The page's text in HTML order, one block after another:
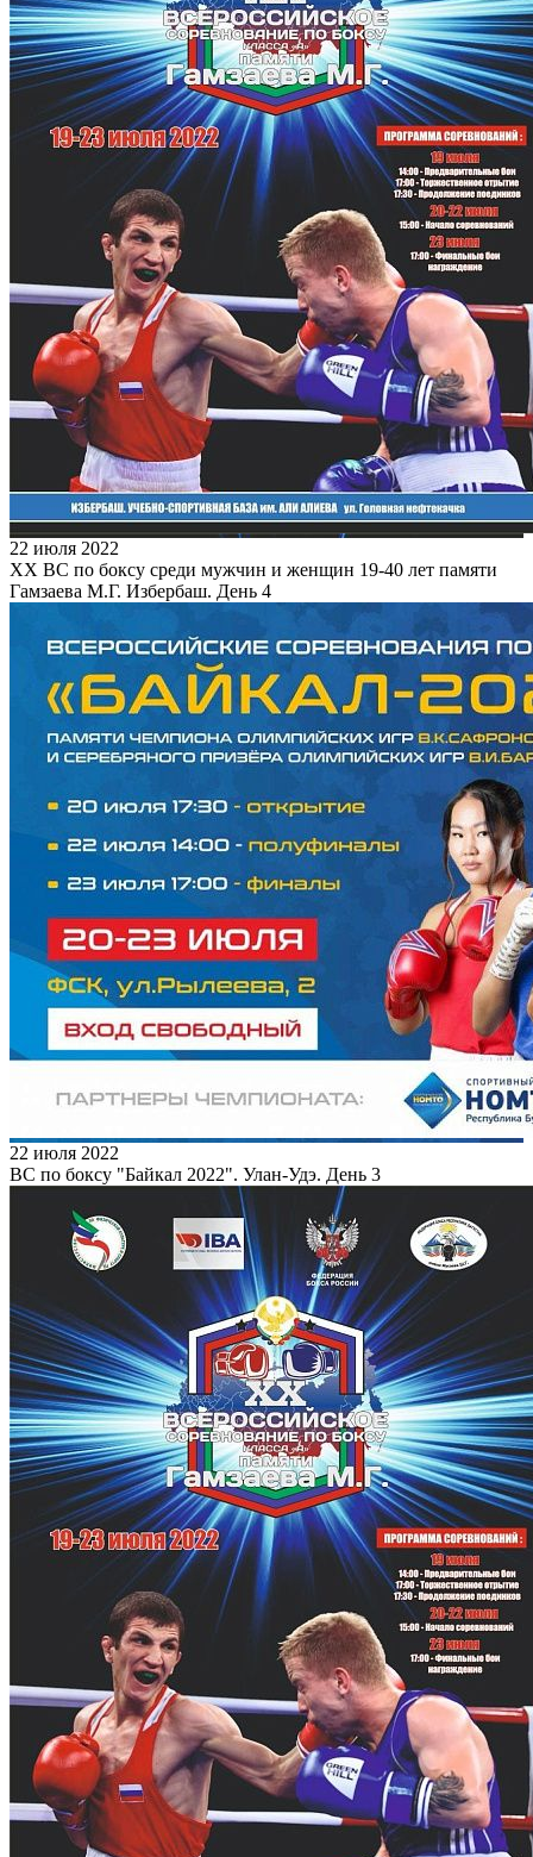
22 июля 2022
XX ВС по боксу среди мужчин и женщин 19-40 лет памяти
Гамзаева М.Г. Избербаш. День 4
22 июля 2022
ВС по боксу "Байкал 2022". Улан-Удэ. День 3